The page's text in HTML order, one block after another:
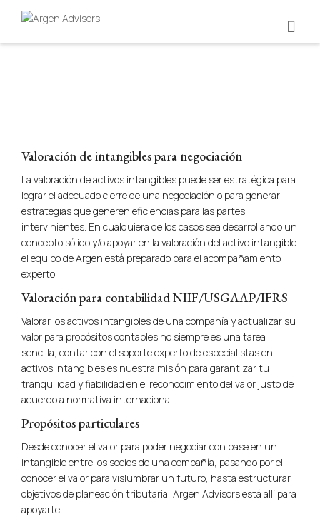
Valoración de intangibles para negociación
La valoración de activos intangibles puede ser estratégica para
lograr el adecuado cierre de una negociación o para generar
estrategias que generen eficiencias para las partes
intervinientes. En cualquiera de los casos sea desarrollando un
concepto sólido y/o apoyar en la valoración del activo intangible
el equipo de Argen está preparado para el acompañamiento
experto.
Valoración para contabilidad NIIF/USGAAP/IFRS
Valorar los activos intangibles de una compañía y actualizar su
valor para propósitos contables no siempre es una tarea
sencilla, contar con el soporte experto de especialistas en
activos intangibles es nuestra misión para garantizar tu
tranquilidad y fiabilidad en el reconocimiento del valor justo de
acuerdo a normativa internacional.
Propósitos particulares
Desde conocer el valor para poder negociar con base en un
intangible entre los socios de una compañía, pasando por el
conocer el valor para vislumbrar un futuro, hasta estructurar
objetivos de planeación tributaria, Argen Advisors está allí para
apoyarte.